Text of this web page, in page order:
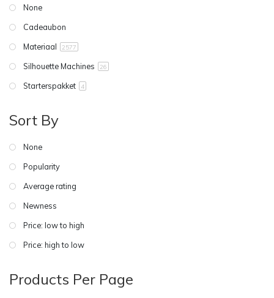
None
Cadeaubon
Materiaal
2577
Silhouette Machines 26
Starterspakket 4
Sort By
None
Popularity
Average rating
Newness
Price: low to high
Price: high to low
Products Per Page